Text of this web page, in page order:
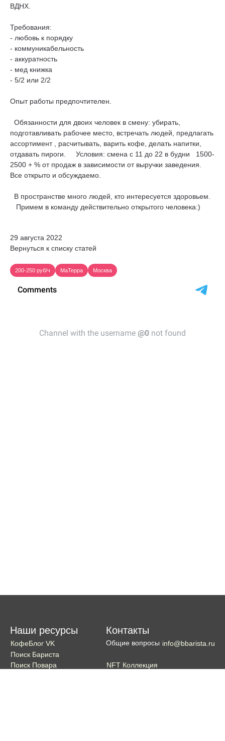
ВДНХ.
Требования:
- любовь к порядку
- коммуникабельность
- аккуратность
- мед книжка
- 5/2 или 2/2
Опыт работы предпочтителен.
Обязанности для двоих человек в смену: убирать,
подготавливать рабочее место, встречать людей, предлагать
ассортимент , расчитывать, варить кофе, делать напитки,
отдавать пироги. Условия: смена с 11 до 22 в будни 1500-
2500 + % от продаж в зависимости от выручки заведения.
Все открыто и обсуждаемо.
В пространстве много людей, кто интересуется здоровьем.
Примем в команду действительно открытого человека:)
29 августа 2022
Вернуться к списку статей
200-250 руб/ч МаТерра Москва
Наши ресурсы
КофеБлог VK
Поиск Бариста
Поиск Повара
Контакты
Общие вопросы info@bbarista.ru
NFT Коллекция